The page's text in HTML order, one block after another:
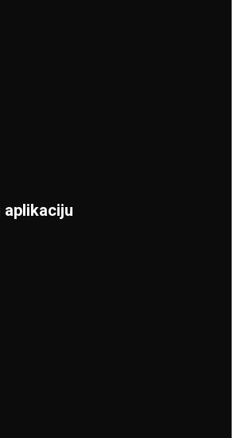
aplikaciju